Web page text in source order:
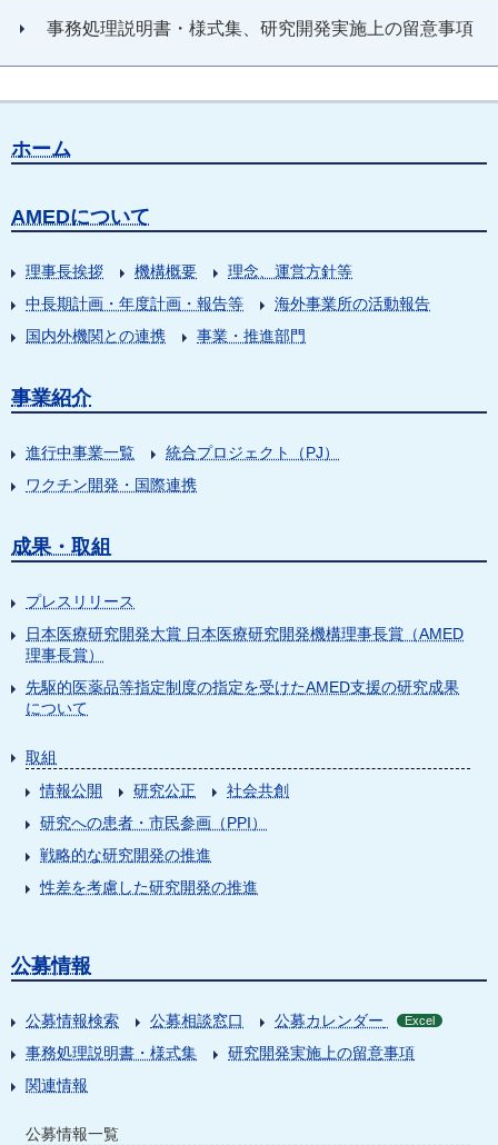
事務処理説明書・様式集、研究開発実施上の留意事項
ホーム
AMEDについて
理事長挨拶 機構概要
理念、運営方針等
中長期計画・年度計画・報告等
海外事業所の活動報告
国内外機関との連携
事業・推進部門
事業紹介
進行中事業一覧
統合プロジェクト（PJ）
ワクチン開発・国際連携
成果・取組
プレスリリース
日本医療研究開発大賞 日本医療研究開発機構理事長賞（AMED
理事長賞）
先駆的医薬品等指定制度の指定を受けたAMED支援の研究成果
について
取組
情報公開
研究公正
社会共創
研究への患者・市民参画（PPI）
戦略的な研究開発の推進
性差を考慮した研究開発の推進
公募情報
公募情報検索 公募相談窓口 公募カレンダー Excel
事務処理説明書・様式集
研究開発実施上の留意事項
関連情報
公募情報一覧